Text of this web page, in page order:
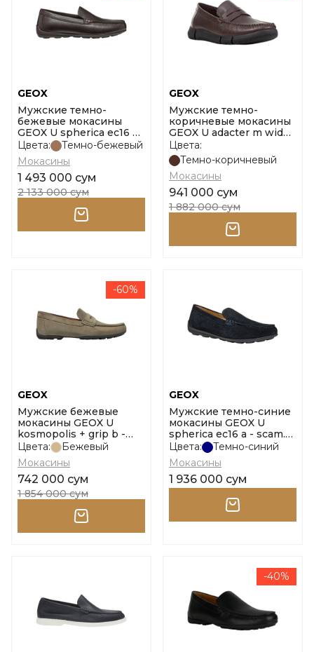
GEOX
Мужские темно-
бежевые мокасины
GEOX U spherica ec16 a -
vit.bott размер 40
Цвета:
Темно-бежевый
Мокасины
1 493 000 сум
2 133 000 сум
GEOX
Мужские темно-
коричневые мокасины
GEOX U adacter m wide
a - vit.bott размер 41
Цвета:
Темно-коричневый
Мокасины
941 000 сум
1 882 000 сум
-60%
GEOX
Мужские бежевые
мокасины GEOX U
kosmopolis + grip b -
scam. размер 43,5
Цвета:
Бежевый
Мокасины
742 000 сум
1 854 000 сум
GEOX
Мужские темно-синие
мокасины GEOX U
spherica ec16 a - scam.
размер 39
Цвета:
Темно-синий
Мокасины
1 936 000 сум
-40%